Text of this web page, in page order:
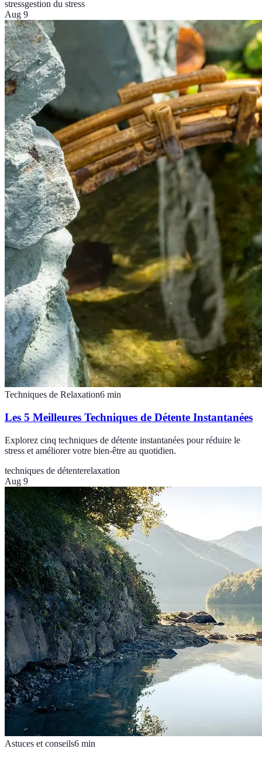
stressgestion du stress
Aug 9
Techniques de Relaxation6 min
Les 5 Meilleures Techniques de Détente Instantanées
Explorez cinq techniques de détente instantanées pour réduire le
stress et améliorer votre bien-être au quotidien.
techniques de détenterelaxation
Aug 9
Astuces et conseils6 min